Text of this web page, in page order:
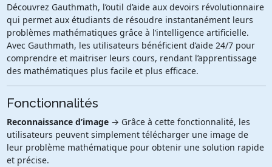
Découvrez Gauthmath, l’outil d’aide aux devoirs révolutionnaire
qui permet aux étudiants de résoudre instantanément leurs
problèmes mathématiques grâce à l’intelligence artificielle.
Avec Gauthmath, les utilisateurs bénéficient d’aide 24/7 pour
comprendre et maitriser leurs cours, rendant l’apprentissage
des mathématiques plus facile et plus efficace.
Fonctionnalités
Reconnaissance d’image→ Grâce à cette fonctionnalité, les
utilisateurs peuvent simplement télécharger une image de
leur problème mathématique pour obtenir une solution rapide
et précise.